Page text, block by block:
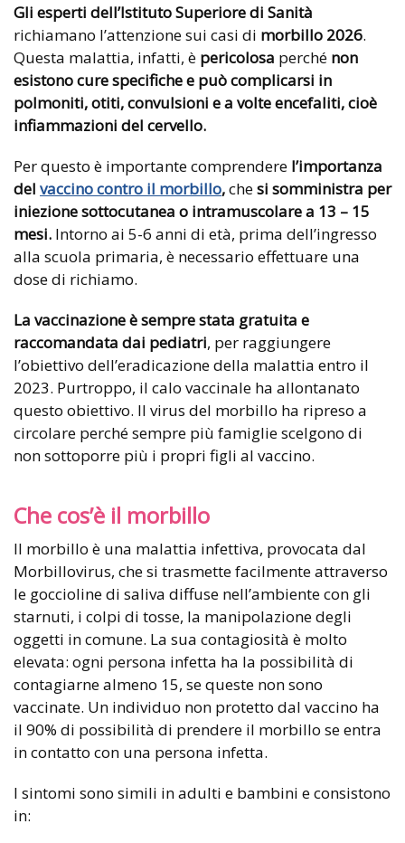
Gli esperti dell’Istituto Superiore di Sanità
richiamano l’attenzione sui casi di morbillo 2026.
Questa malattia, infatti, è pericolosa perché non
esistono cure specifiche e può complicarsi in
polmoniti, otiti, convulsioni e a volte encefaliti, cioè
infiammazioni del cervello.
Per questo è importante comprendere l’importanza
del vaccino contro il morbillo,chesi somministra per
iniezione sottocutanea o intramuscolare a 13 – 15
mesi. Intorno ai 5-6 anni di età, prima dell’ingresso
alla scuola primaria, è necessario effettuare una
dose di richiamo.
La vaccinazione è sempre stata gratuita e
raccomandata dai pediatri, per raggiungere
l’obiettivo dell’eradicazione della malattia entro il
2023. Purtroppo, il calo vaccinale ha allontanato
questo obiettivo. Il virus del morbillo ha ripreso a
circolare perché sempre più famiglie scelgono di
non sottoporre più i propri figli al vaccino.
Che cos’è il morbillo
Il morbillo è una malattia infettiva, provocata dal
Morbillovirus, che si trasmette facilmente attraverso
le goccioline di saliva diffuse nell’ambiente con gli
starnuti, i colpi di tosse, la manipolazione degli
oggetti in comune. La sua contagiosità è molto
elevata: ogni persona infetta ha la possibilità di
contagiarne almeno 15, se queste non sono
vaccinate. Un individuo non protetto dal vaccino ha
il 90% di possibilità di prendere il morbillo se entra
in contatto con una persona infetta.
I sintomi sono simili in adulti e bambini e consistono
in: